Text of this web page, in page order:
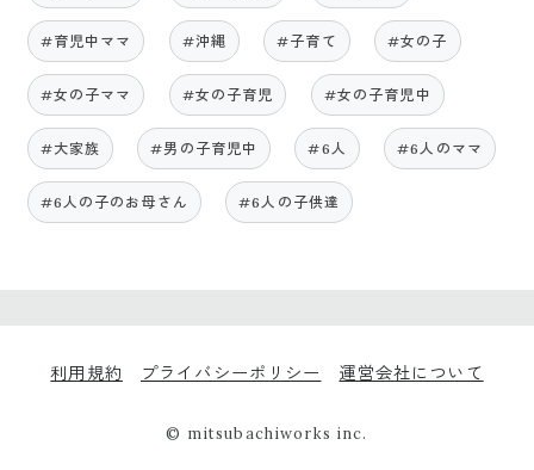
#育児中ママ #沖縄 #子育て #女の子
#女の子ママ #女の子育児 #女の子育児中
#大家族 #男の子育児中 #6人 #6人のママ
#6人の子のお母さん #6人の子供達
利用規約 プライバシーポリシー 運営会社について
© mitsubachiworks inc.